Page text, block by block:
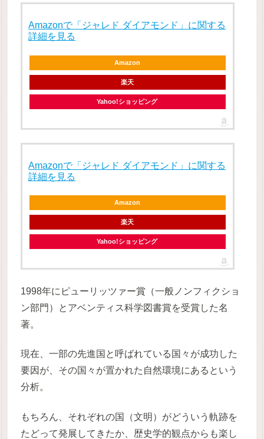
Amazonで「ジャレド ダイアモンド」に関する
詳細を見る
Amazon
楽天
Yahoo!ショッピング
Amazonで「ジャレド ダイアモンド」に関する
詳細を見る
Amazon
楽天
Yahoo!ショッピング
1998年にピューリッツァー賞（一般ノンフィクショ
ン部門）とアベンティス科学図書賞を受賞した名
著。
現在、一部の先進国と呼ばれている国々が成功した
要因が、その国々が置かれた自然環境にあるという
分析。
もちろん、それぞれの国（文明）がどういう軌跡を
たどって発展してきたか、歴史学的観点からも楽し